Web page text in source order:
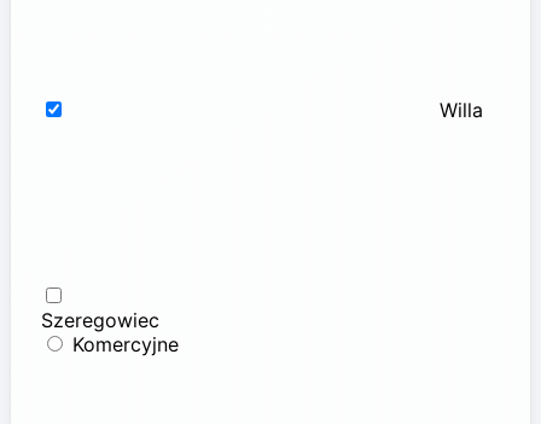
Willa
Szeregowiec
Komercyjne